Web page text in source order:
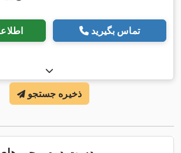
تماس بگیرید
ذخیره جستجو